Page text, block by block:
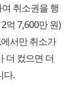
취소권을 행
억 7,600만 원)
에서만 취소가
더 컸으면 더
다.